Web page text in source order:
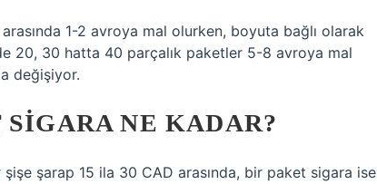
1-2 avroya mal olurken, boyuta bağlı olarak
20, 30 hatta 40 parçalık paketler 5-8 avroya mal
değişiyor.
NE KADAR?
şarap 15 ila 30 CAD arasında, bir paket sigara ise